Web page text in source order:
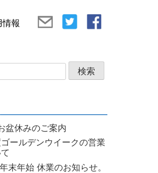
情報
盆休みのご案内
ールデンウイークの営業
末年始 休業のお知らせ。